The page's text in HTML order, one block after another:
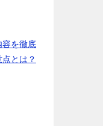
容を徹底
とは？